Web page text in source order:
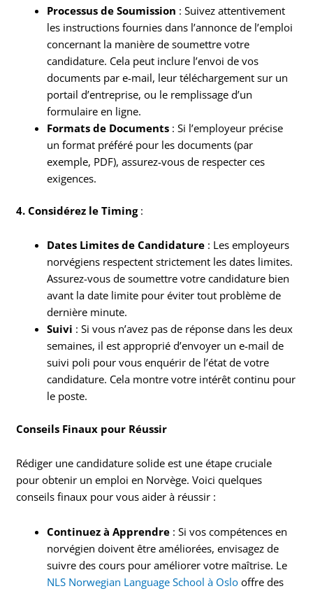
Processus de Soumission : Suivez attentivement
les instructions fournies dans l’annonce de l’emploi
concernant la manière de soumettre votre
candidature. Cela peut inclure l’envoi de vos
documents par e-mail, leur téléchargement sur un
portail d’entreprise, ou le remplissage d’un
formulaire en ligne.
Formats de Documents : Si l’employeur précise
un format préféré pour les documents (par
exemple, PDF), assurez-vous de respecter ces
exigences.
4. Considérez le Timing:
Dates Limites de Candidature : Les employeurs
norvégiens respectent strictement les dates limites.
Assurez-vous de soumettre votre candidature bien
avant la date limite pour éviter tout problème de
dernière minute.
Suivi : Si vous n’avez pas de réponse dans les deux
semaines, il est approprié d’envoyer un e-mail de
suivi poli pour vous enquérir de l’état de votre
candidature. Cela montre votre intérêt continu pour
le poste.
Conseils Finaux pour Réussir
Rédiger une candidature solide est une étape cruciale
pour obtenir un emploi en Norvège. Voici quelques
conseils finaux pour vous aider à réussir :
Continuez à Apprendre : Si vos compétences en
norvégien doivent être améliorées, envisagez de
suivre des cours pour améliorer votre maîtrise. Le
NLS Norwegian Language School à Oslo offre des